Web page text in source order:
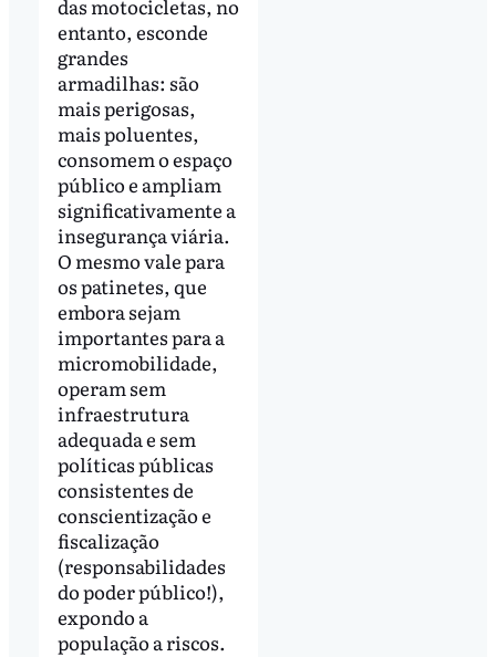
das motocicletas, no
entanto, esconde
grandes
armadilhas: são
mais perigosas,
mais poluentes,
consomem o espaço
público e ampliam
significativamente a
insegurança viária.
O mesmo vale para
os patinetes, que
embora sejam
importantes para a
micromobilidade,
operam sem
infraestrutura
adequada e sem
políticas públicas
consistentes de
conscientização e
fiscalização
(responsabilidades
do poder público!),
expondo a
população a riscos.